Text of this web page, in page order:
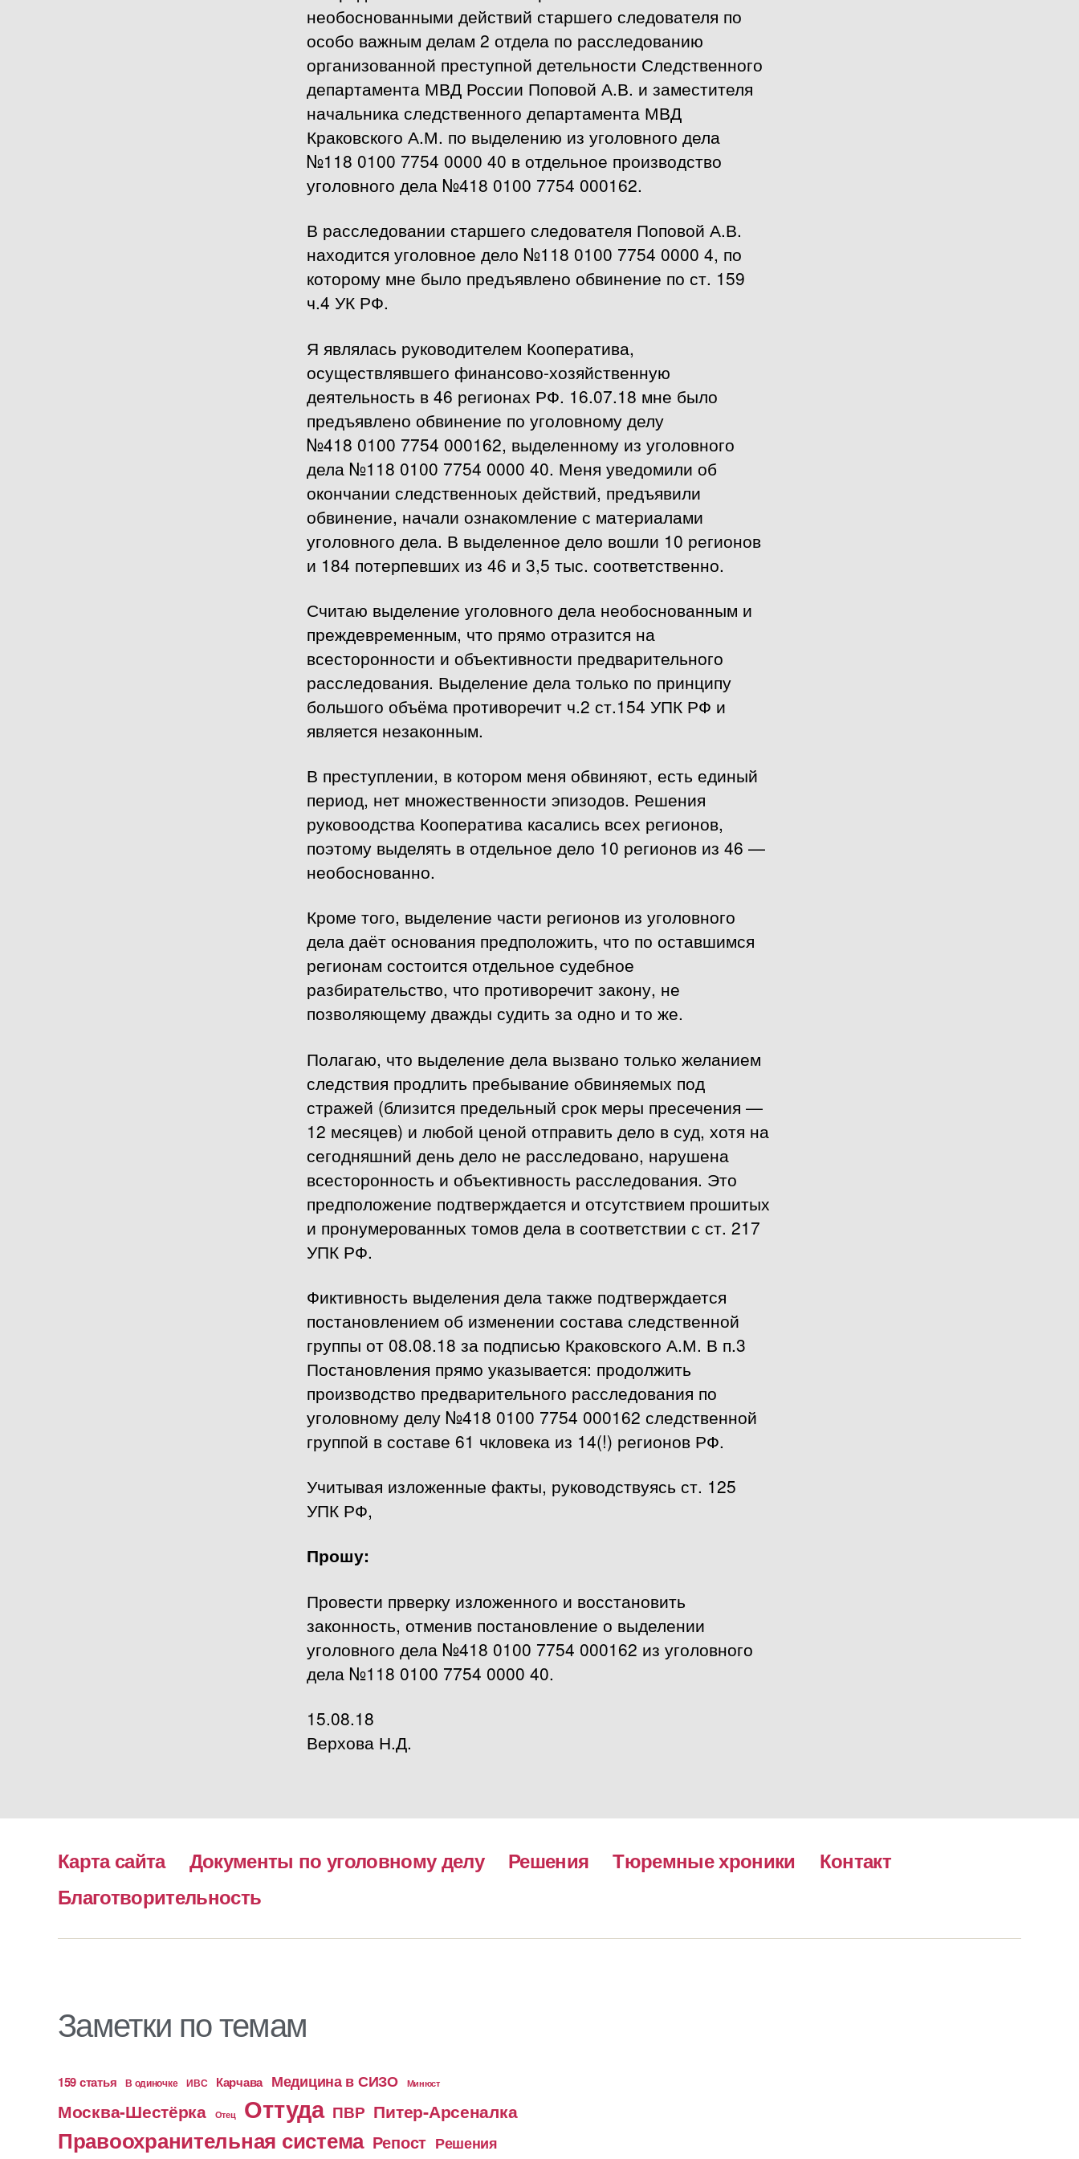
необоснованными действий старшего следователя по
особо важным делам 2 отдела по расследованию
организованной преступной детельности Следственного
департамента МВД России Поповой А.В. и заместителя
начальника следственного департамента МВД
Краковского А.М. по выделению из уголовного дела
№118 0100 7754 0000 40 в отдельное производство
уголовного дела №418 0100 7754 000162.
В расследовании старшего следователя Поповой А.В.
находится уголовное дело №118 0100 7754 0000 4, по
которому мне было предъявлено обвинение по ст. 159
ч.4 УК РФ.
Я являлась руководителем Кооператива,
осуществлявшего финансово-хозяйственную
деятельность в 46 регионах РФ. 16.07.18 мне было
предъявлено обвинение по уголовному делу
№418 0100 7754 000162, выделенному из уголовного
дела №118 0100 7754 0000 40. Меня уведомили об
окончании следственноых действий, предъявили
обвинение, начали ознакомление с материалами
уголовного дела. В выделенное дело вошли 10 регионов
и 184 потерпевших из 46 и 3,5 тыс. соответственно.
Считаю выделение уголовного дела необоснованным и
преждевременным, что прямо отразится на
всесторонности и объективности предварительного
расследования. Выделение дела только по принципу
большого объёма противоречит ч.2 ст.154 УПК РФ и
является незаконным.
В преступлении, в котором меня обвиняют, есть единый
период, нет множественности эпизодов. Решения
руковоодства Кооператива касались всех регионов,
поэтому выделять в отдельное дело 10 регионов из 46 —
необоснованно.
Кроме того, выделение части регионов из уголовного
дела даёт основания предположить, что по оставшимся
регионам состоится отдельное судебное
разбирательство, что противоречит закону, не
позволяющему дважды судить за одно и то же.
Полагаю, что выделение дела вызвано только желанием
следствия продлить пребывание обвиняемых под
стражей (близится предельный срок меры пресечения —
12 месяцев) и любой ценой отправить дело в суд, хотя на
сегодняшний день дело не расследовано, нарушена
всесторонность и объективность расследования. Это
предположение подтверждается и отсутствием прошитых
и пронумерованных томов дела в соответствии с ст. 217
УПК РФ.
Фиктивность выделения дела также подтверждается
постановлением об изменении состава следственной
группы от 08.08.18 за подписью Краковского А.М. В п.3
Постановления прямо указывается: продолжить
производство предварительного расследования по
уголовному делу №418 0100 7754 000162 следственной
группой в составе 61 чкловека из 14(!) регионов РФ.
Учитывая изложенные факты, руководствуясь ст. 125
УПК РФ,
Прошу:
Провести прверку изложенного и восстановить
законность, отменив постановление о выделении
уголовного дела №418 0100 7754 000162 из уголовного
дела №118 0100 7754 0000 40.
15.08.18
Верхова Н.Д.
Карта сайта Документы по уголовному делу Решения Тюремные хроники
Контакт
Благотворительность
Заметки по темам
159 статья В одиночке ИВС Карчава Медицина в СИЗО Минюст
Москва-Шестёрка Отец Оттуда ПВР Питер-Арсеналка
Правоохранительная система Репост Решения